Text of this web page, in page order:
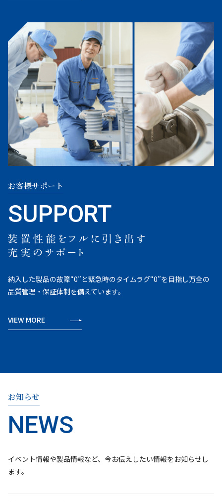
お客様サポート
納入した製品の故障“0”と緊急時のタイムラグ“0”を目指し万全の
品質管理・保証体制を備えています。
VIEW MORE
お知らせ
イベント情報や製品情報など、今お伝えしたい情報をお知らせし
ます。